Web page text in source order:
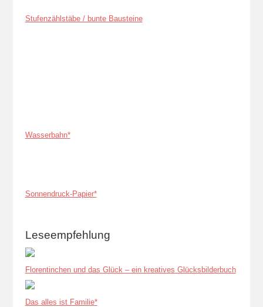
Stufenzählstäbe / bunte Bausteine
Wasserbahn*
Sonnendruck-Papier*
Leseempfehlung
Florentinchen und das Glück – ein kreatives Glücksbilderbuch
Das alles ist Familie*